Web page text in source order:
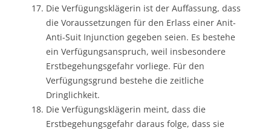
Die Verfügungsklägerin ist der Auffassung, dass
die Voraussetzungen für den Erlass einer Anit-
Anti-Suit Injunction gegeben seien. Es bestehe
ein Verfügungsanspruch, weil insbesondere
Erstbegehungsgefahr vorliege. Für den
Verfügungsgrund bestehe die zeitliche
Dringlichkeit.
Die Verfügungsklägerin meint, dass die
Erstbegehungsgefahr daraus folge, dass sie